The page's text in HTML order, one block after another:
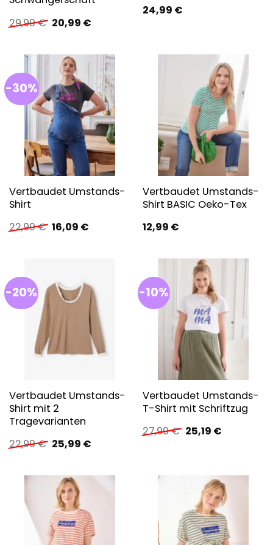
29,99€ Ursprünglicher
Preis
29,99 €
20,99 €Aktueller
20,99 €.
24,99 €
-30%
Vertbaudet Umstands-
Shirt
22,99€ Ursprünglicher
Preis
16,09 €Aktueller
Vertbaudet Umstands-
Shirt BASIC Oeko-Tex
12,99 €
-20%
Vertbaudet Umstands-
Shirt mit 2
Tragevarianten
22,99€ Ursprünglicher
Preis
22,99 €
25,99 €Aktueller
25,99 €.
-10%
Vertbaudet Umstands-
T-Shirt mit Schriftzug
27,99€ Ursprünglicher
Preis
25,19 €Aktueller